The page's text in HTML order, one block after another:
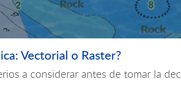
Vectorial o Raster?
a considerar antes de tomar la